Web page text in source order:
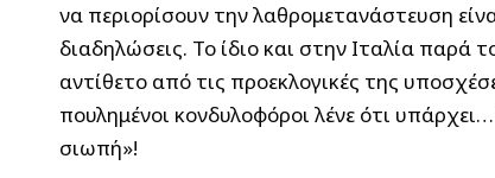
να περιορίσουν την λαθρομετανάστευση
διαδηλώσεις. Το ίδιο και στην Ιταλία παρά
αντίθετο από τις προεκλογικές της
πουλημένοι κονδυλοφόροι λένε ότι
σιωπή»!